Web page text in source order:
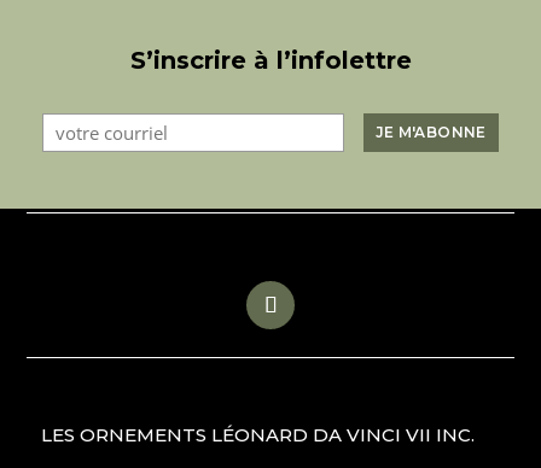
S’inscrire à l’infolettre
LES ORNEMENTS LÉONARD DA VINCI VII INC.